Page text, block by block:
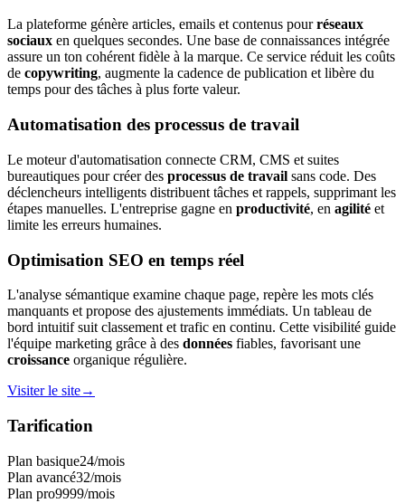
La plateforme génère articles, emails et contenus pourréseaux
sociaux en quelques secondes. Une base de connaissances intégrée
assure un ton cohérent fidèle à la marque. Ce service réduit les coûts
de copywriting, augmente la cadence de publication et libère du
temps pour des tâches à plus forte valeur.
Automatisation des processus de travail
Le moteur d'automatisation connecte CRM, CMS et suites
bureautiques pour créer des processus de travail sans code. Des
déclencheurs intelligents distribuent tâches et rappels, supprimant les
étapes manuelles. L'entreprise gagne en productivité, en agilité et
limite les erreurs humaines.
Optimisation SEO en temps réel
L'analyse sémantique examine chaque page, repère les mots clés
manquants et propose des ajustements immédiats. Un tableau de
bord intuitif suit classement et trafic en continu. Cette visibilité guide
l'équipe marketing grâce à des données fiables, favorisant une
croissance organique régulière.
Visiter le site→
Tarification
Plan basique24/mois
Plan avancé32/mois
Plan pro9999/mois